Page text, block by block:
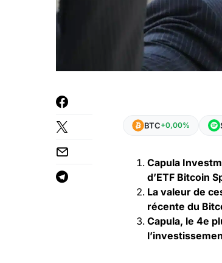
BTC+0,00%
Capula
d’ETF Bitcoin
La valeur de
récente du
Capula, le 4e